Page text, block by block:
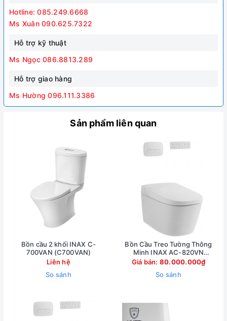
Hotline: 085.249.6668
Ms Xuân 090.625.7322
Hỗ trợ kỹ thuật
Ms Ngọc 086.8813.289
Hỗ trợ giao hàng
Ms Hường 096.111.3386
Sản phẩm liên quan
Bồn cầu 2 khối INAX C-
700VAN (C700VAN)
Liên hệ
So sánh
Bồn Cầu Treo Tường Thông
Minh INAX AC-820VN
(AC820VN)
Giá bán: 80.000.000₫
So sánh